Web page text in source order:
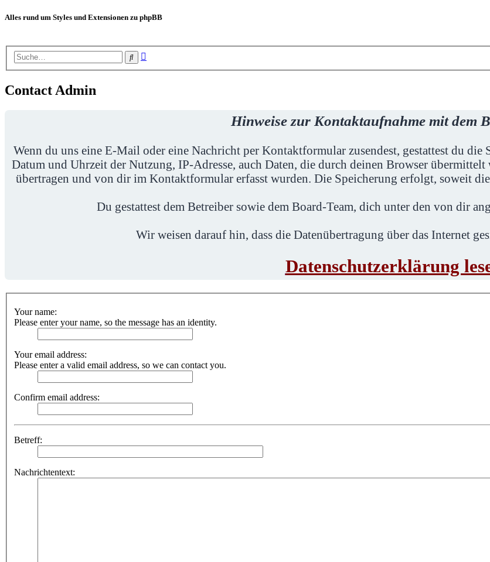
Alles rund um Styles und Extensionen zu phpBB
Suche
Contact Admin
Hinweise zur Kontaktaufnahme mit dem
Wenn du uns eine E-Mail oder eine Nachricht per Kontaktformular zusendest, gestattest du
Datum und Uhrzeit der Nutzung, IP-Adresse, auch Daten, die durch deinen Browser
übertragen und von dir im Kontaktformular erfasst wurden. Die Speicherung erfolgt, soweit
Du gestattest dem Betreiber sowie dem Board-Team, dich unter den von dir
Wir weisen darauf hin, dass die Datenübertragung über das Internet
Datenschutzerklärung
Your name:
Please enter your name, so the message has an identity.
Your email address:
Please enter a valid email address, so we can contact you.
Confirm email address:
Betreff:
Nachrichtentext: